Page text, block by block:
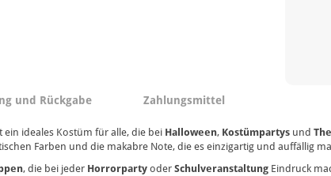
und Rückgabe Zahlungsmittel
ein ideales Kostüm für alle, die bei Halloween, Kostümpartys und
Farben und die makabre Note, die es einzigartig und auffällig
, die bei jeder Horrorparty oder Schulveranstaltung Eindruck